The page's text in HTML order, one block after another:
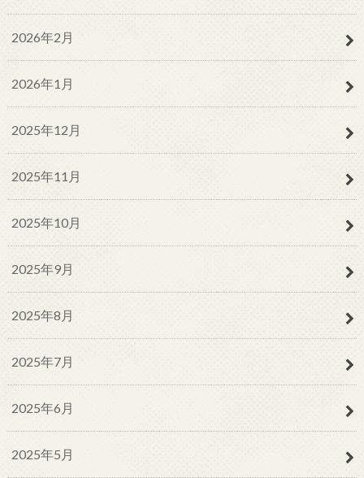
2026年2月
2026年1月
2025年12月
2025年11月
2025年10月
2025年9月
2025年8月
2025年7月
2025年6月
2025年5月